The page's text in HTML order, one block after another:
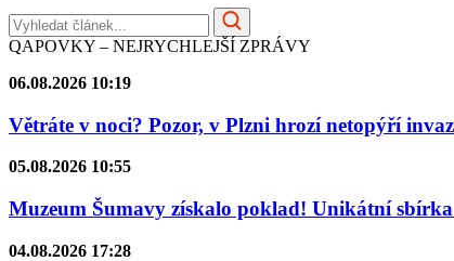
QAPOVKY – NEJRYCHLEJŠÍ ZPRÁVY
06.08.2026 10:19
Větráte v noci? Pozor, v Plzni hrozí netopýří
05.08.2026 10:55
Muzeum Šumavy získalo poklad! Unikátní
04.08.2026 17:28